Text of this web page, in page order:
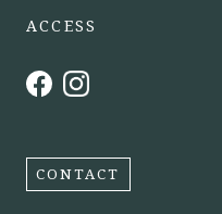
ACCESS
CONTACT